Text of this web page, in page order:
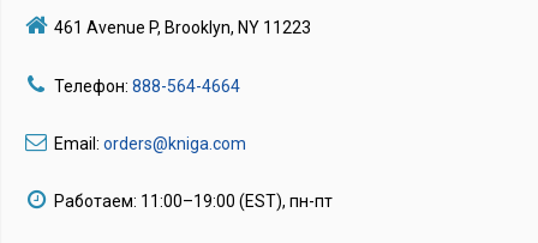
461 Avenue P, Brooklyn, NY 11223
Телефон: 888-564-4664
Email: orders@kniga.com
Работаем: 11:00–19:00 (EST), пн-пт